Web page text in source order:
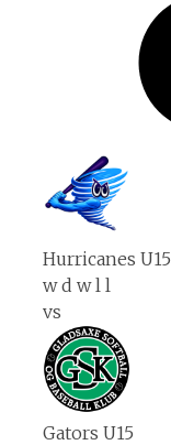
Hurricanes U15
wd wl l
vs
Gators U15